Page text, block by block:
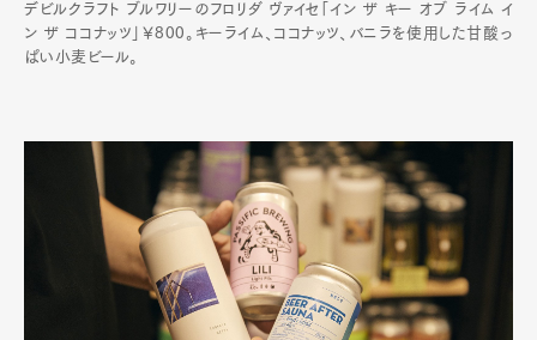
デビルクラフト ブルワリーのフロリダ ヴァイセ「イン ザ キー オブ ライム イ
ン ザ ココナッツ」￥800。キーライム、ココナッツ、バニラを使用した甘酸っ
ぱい小麦ビール。